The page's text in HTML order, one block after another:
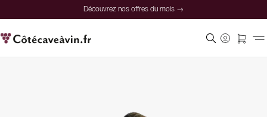
Découvrez nos offres du mois →